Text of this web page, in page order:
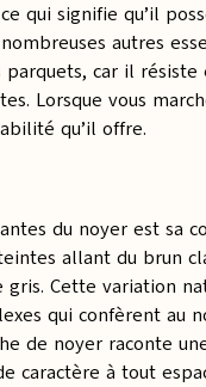
qui signifie qu’il
autres
car il résiste
Lorsque vous
qu’il offre.
du noyer est sa
allant du brun
Cette variation
qui confèrent au
de noyer raconte
caractère à tout